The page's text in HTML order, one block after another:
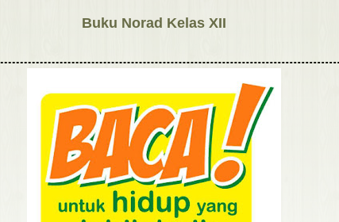
Buku Norad Kelas XII